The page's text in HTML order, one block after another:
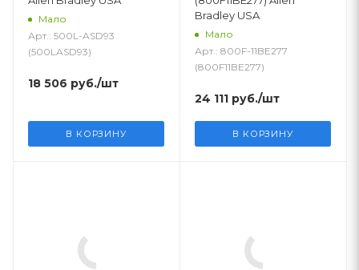
Мало
Арт.: 500L-ASD93
(500LASD93)
18 506 руб./шт
В КОРЗИНУ
Bradley USA
Мало
Арт.: 800F-11BE277
(800F11BE277)
24 111 руб./шт
В КОРЗИНУ